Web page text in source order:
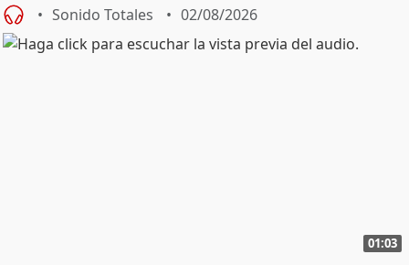
Sonido Totales 02/08/2026
01:03